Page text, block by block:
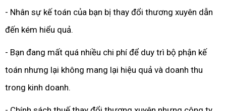
- Nhân sự kế toán của bạn bị thay đổi thương xuyên dẫn
đến kém hiểu quả.
- Bạn đang mất quá nhiều chi phí để duy trì bộ phận kế
toán nhưng lại không mang lại hiệu quả và doanh thu
trong kinh doanh.